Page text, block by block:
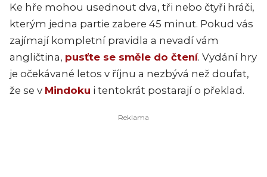
Ke hře mohou usednout dva, tři nebo čtyři hráči,
kterým jedna partie zabere 45 minut. Pokud vás
zajímají kompletní pravidla a nevadí vám
angličtina, pusťte se směle do čtení. Vydání hry
je očekávané letos v říjnu a nezbývá než doufat,
že se v Mindoku i tentokrát postarají o překlad.